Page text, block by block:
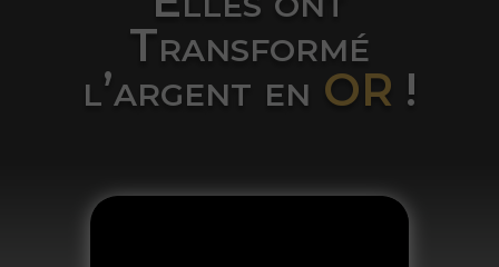
Transformé
l’argent en OR !